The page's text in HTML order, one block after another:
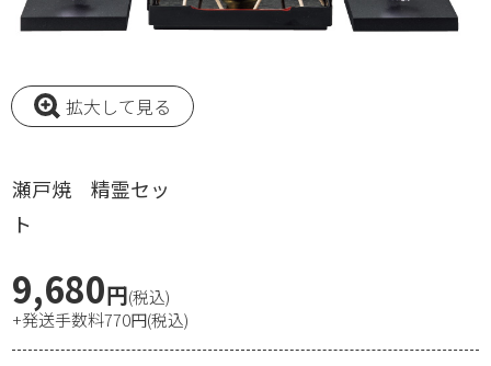
拡大して見る
瀬戸焼 精霊セッ
9,680円(税込)
+発送手数料770円(税込)